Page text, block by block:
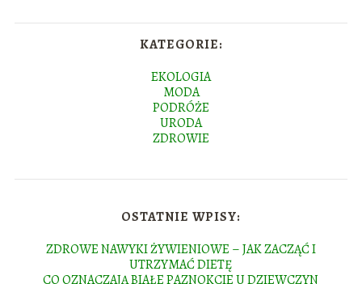
KATEGORIE:
EKOLOGIA
MODA
PODRÓŻE
URODA
ZDROWIE
OSTATNIE WPISY:
ZDROWE NAWYKI ŻYWIENIOWE – JAK ZACZĄĆ I
UTRZYMAĆ DIETĘ
CO OZNACZAJĄ BIAŁE PAZNOKCIE U DZIEWCZYN